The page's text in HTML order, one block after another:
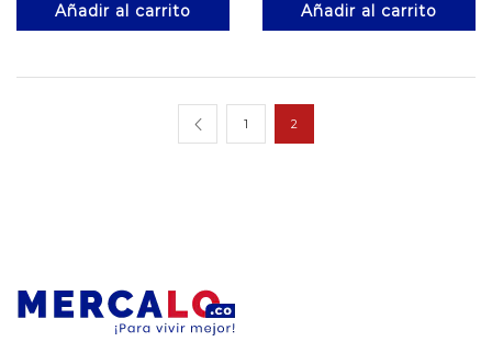
Añadir al carrito Añadir al carrito
1 2